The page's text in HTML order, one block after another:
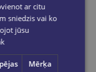
ar citu
sniedzis vai ko
jūsu
Mērķa